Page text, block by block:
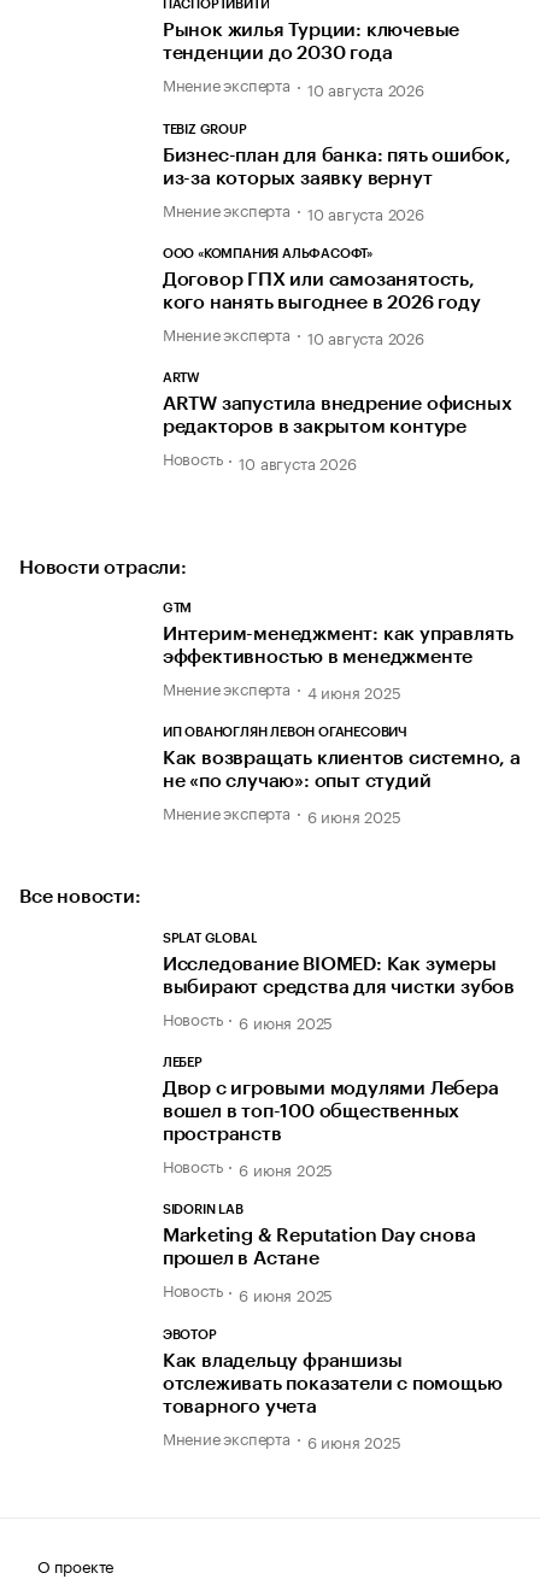
ПАСПОРТИВИТИ
Рынок жилья Турции: ключевые
тенденции до 2030 года
Мнение эксперта 10 августа 2026
TEBIZ GROUP
Бизнес-план для банка: пять ошибок,
из-за которых заявку вернут
Мнение эксперта 10 августа 2026
ООО «КОМПАНИЯ АЛЬФАСОФТ»
Договор ГПХ или самозанятость,
кого нанять выгоднее в 2026 году
Мнение эксперта 10 августа 2026
ARTW
ARTW запустила внедрение офисных
редакторов в закрытом контуре
Новость 10 августа 2026
Новости отрасли:
GTM
Интерим-менеджмент: как управлять
эффективностью в менеджменте
Мнение эксперта 4 июня 2025
ИП ОВАНОГЛЯН ЛЕВОН ОГАНЕСОВИЧ
Как возвращать клиентов системно, а
не «по случаю»: опыт студий
Мнение эксперта 6 июня 2025
Все новости:
SPLAT GLOBAL
Исследование BIOMED: Как зумеры
выбирают средства для чистки зубов
Новость 6 июня 2025
ЛЕБЕР
Двор с игровыми модулями Лебера
вошел в топ-100 общественных
пространств
Новость 6 июня 2025
SIDORIN LAB
Marketing & Reputation Day снова
прошел в Астане
Новость 6 июня 2025
ЭВОТОР
Как владельцу франшизы
отслеживать показатели с помощью
товарного учета
Мнение эксперта 6 июня 2025
О проекте